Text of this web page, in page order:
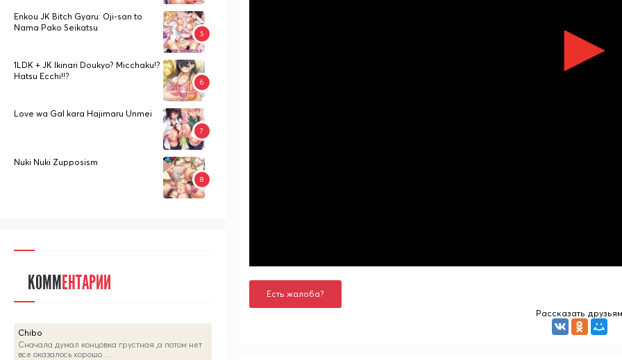
Есть жалоба?
Рассказать друзьям
Enkou JK Bitch Gyaru: Oji-san to
Nama Pako Seikatsu
1LDK + JK Ikinari Doukyo? Micchaku!?
Hatsu Ecchi!!?
Love wa Gal kara Hajimaru Unmei
Nuki Nuki Zupposism
КОММЕНТАРИИ
Chibo
Сначала думал концовка грустная ,а потом нет
все оказалось хорошо ...